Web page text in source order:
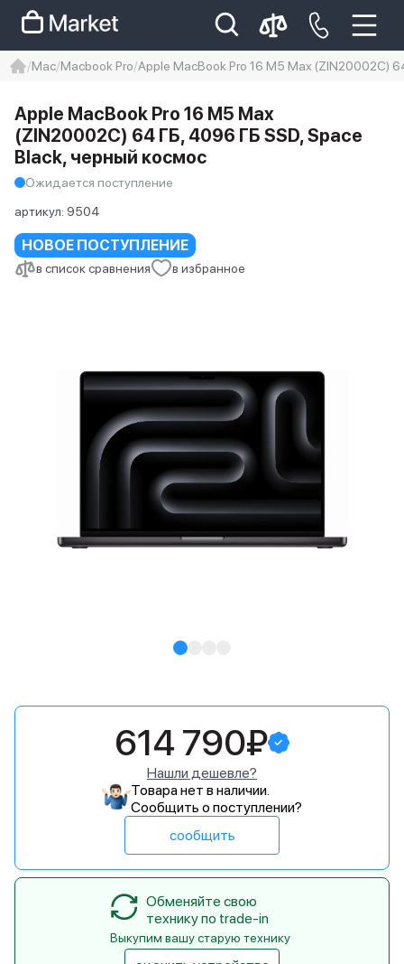
Iphone 14 pro max
айфон 14
Mac Macbook Pro Apple MacBook Pro 16 M5 Max (ZIN20002C)
НОВОЕ ПОСТУПЛЕНИЕ
в список сравнения в избранное
Apple MacBook Pro 16 M5 Max
(ZIN20002C) 64 ГБ, 4096 ГБ SSD, Space
Black, черный космос
Ожидается поступление
артикул: 9504
614 790₽
Нашли дешевле?
Товара нет в наличии.
Сообщить о поступлении?
сообщить
Обменяйте свою
технику по trade-in
Выкупим вашу старую технику